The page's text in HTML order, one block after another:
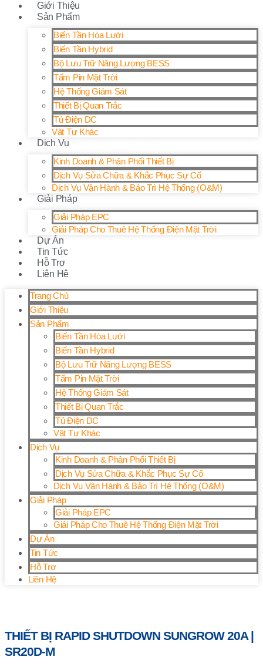
Giới Thiệu
Sản Phẩm
Biến Tần Hòa Lưới
Biến Tần Hybrid
Bộ Lưu Trữ Năng Lượng BESS
Tấm Pin Mặt Trời
Hệ Thống Giám Sát
Thiết Bị Quan Trắc
Tủ Điện DC
Vật Tư Khác
Dịch Vụ
Kinh Doanh & Phân Phối Thiết Bị
Dịch Vụ Sửa Chữa & Khắc Phục Sự Cố
Dịch Vụ Vận Hành & Bảo Trì Hệ Thống (O&M)
Giải Pháp
Giải Pháp EPC
Giải Pháp Cho Thuê Hệ Thống Điện Mặt Trời
Dự Án
Tin Tức
Hỗ Trợ
Liên Hệ
Trang Chủ
Giới Thiệu
Sản Phẩm
Biến Tần Hòa Lưới
Biến Tần Hybrid
Bộ Lưu Trữ Năng Lượng BESS
Tấm Pin Mặt Trời
Hệ Thống Giám Sát
Thiết Bị Quan Trắc
Tủ Điện DC
Vật Tư Khác
Dịch Vụ
Kinh Doanh & Phân Phối Thiết Bị
Dịch Vụ Sửa Chữa & Khắc Phục Sự Cố
Dịch Vụ Vận Hành & Bảo Trì Hệ Thống (O&M)
Giải Pháp
Giải Pháp EPC
Giải Pháp Cho Thuê Hệ Thống Điện Mặt Trời
Dự Án
Tin Tức
Hỗ Trợ
Liên Hệ
THIẾT BỊ RAPID SHUTDOWN SUNGROW 20A |
SR20D-M